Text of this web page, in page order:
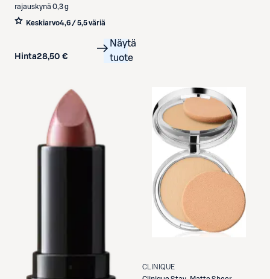
rajauskynä 0,3 g
Keskiarvo4,6 / 5,5 väriä
Hinta28,50 €
Näytä
tuote
CLINIQUE